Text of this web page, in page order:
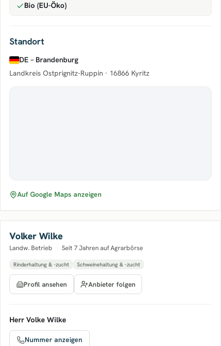
Bio (EU-Öko)
Standort
DE – Brandenburg
Landkreis Ostprignitz-Ruppin · 16866 Kyritz
Auf Google Maps anzeigen
Volker Wilke
Landw. Betrieb · Seit 7 Jahren auf Agrarbörse
Rinderhaltung & -zucht Schweinehaltung & -zucht
Profil ansehen Anbieter folgen
Herr Volke Wilke
Nummer anzeigen